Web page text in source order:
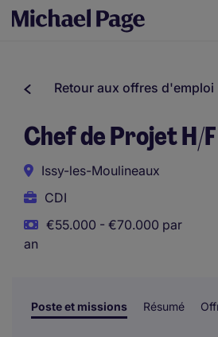
Retour aux offres d'emploi
Chef de Projet H/F
Issy-les-Moulineaux
CDI
€55.000 - €70.000 par
an
Poste et missions Résumé